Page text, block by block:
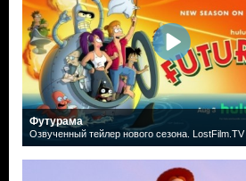
Футурама
Озвученный тейлер нового сезона. LostFilm.TV